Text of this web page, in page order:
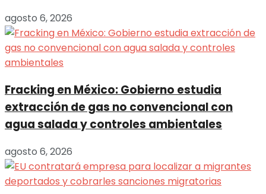
agosto 6, 2026
Fracking en México: Gobierno estudia
extracción de gas no convencional con
agua salada y controles ambientales
agosto 6, 2026